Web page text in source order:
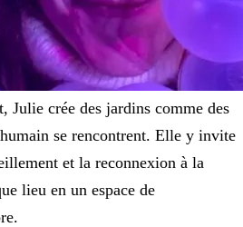
Julie crée des jardins comme des
se rencontrent. Elle y invite
et la reconnexion à la
lieu en un espace de